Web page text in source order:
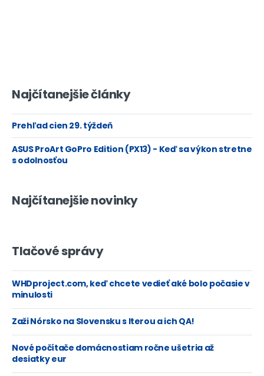
Najčítanejšie články
Prehľad cien 29. týždeň
ASUS ProArt GoPro Edition (PX13) - Keď sa výkon stretne
s odolnosťou
Najčítanejšie novinky
Tlačové správy
WHDproject.com, keď chcete vedieť aké bolo počasie v
minulosti
Zaži Nórsko na Slovensku s Iterou a ich QA!
Nové počítače domácnostiam ročne ušetria až
desiatky eur